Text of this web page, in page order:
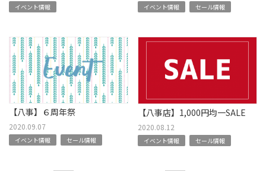
イベント情報 イベント情報 セール情報
【八事】６周年祭
2020.09.07
イベント情報 セール情報
【八事店】1,000円均一SALE
2020.08.12
イベント情報 セール情報